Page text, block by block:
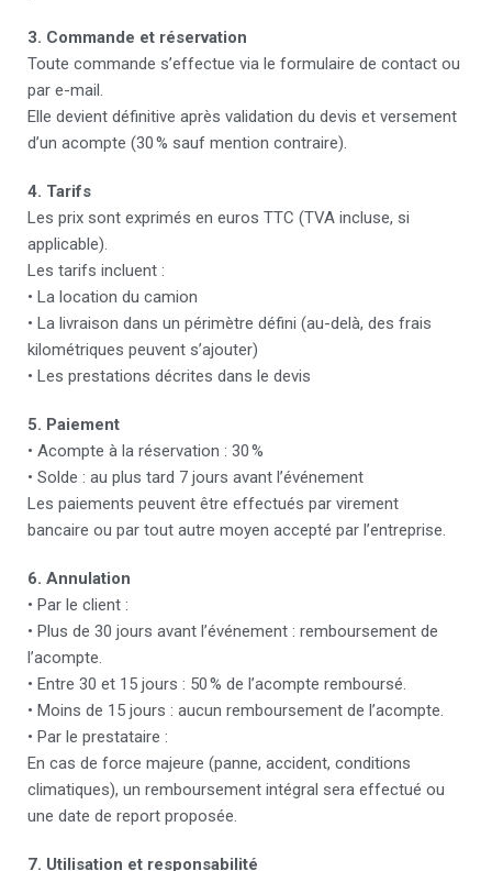
3. Commande et réservation
Toute commande s’effectue via le formulaire de contact ou
par e-mail.
Elle devient définitive après validation du devis et versement
d’un acompte (30 % sauf mention contraire).
4. Tarifs
Les prix sont exprimés en euros TTC (TVA incluse, si
applicable).
Les tarifs incluent :
• La location du camion
• La livraison dans un périmètre défini (au-delà, des frais
kilométriques peuvent s’ajouter)
• Les prestations décrites dans le devis
5. Paiement
• Acompte à la réservation : 30 %
• Solde : au plus tard 7 jours avant l’événement
Les paiements peuvent être effectués par virement
bancaire ou par tout autre moyen accepté par l’entreprise.
6. Annulation
• Par le client :
• Plus de 30 jours avant l’événement : remboursement de
l’acompte.
• Entre 30 et 15 jours : 50 % de l’acompte remboursé.
• Moins de 15 jours : aucun remboursement de l’acompte.
• Par le prestataire :
En cas de force majeure (panne, accident, conditions
climatiques), un remboursement intégral sera effectué ou
une date de report proposée.
7. Utilisation et responsabilité